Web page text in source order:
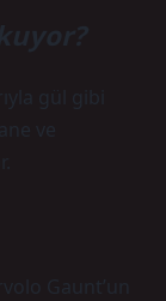
gül gibi
ve
Gaunt’un